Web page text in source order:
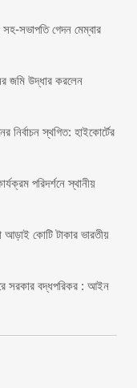
সভাপতি গেদন মেম্বার
জমি উদ্ধার করলেন
নির্বাচন স্থগিত: হাইকোর্টের
পরিদর্শনে স্থানীয়
আড়াই কোটি টাকার ভারতীয়
সরকার বদ্ধপরিকর : আইন